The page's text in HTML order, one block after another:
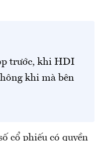
trước, khi HDI
khi mà bên
cổ phiếu có quyền